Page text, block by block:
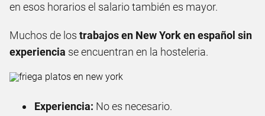
en esos horarios el salario también es mayor.
Muchos de los trabajos en New York en español sin
experiencia se encuentran en la hosteleria.
Experiencia: No es necesario.